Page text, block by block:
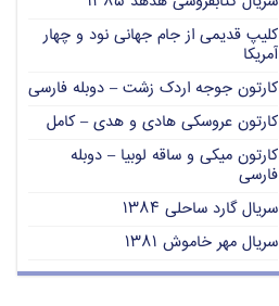
کلیپ قدیمی از جام جهانی نود و چهار
آمریکا
کارتون جوجه اردک زشت – دوبله فارسی
کارتون عروسکی هادی و هدی – کامل
کارتون میکی و ساقه لوبیا – دوبله
فارسی
سریال گارد ساحلی ۱۳۸۴
سریال مهر خاموش ۱۳۸۱